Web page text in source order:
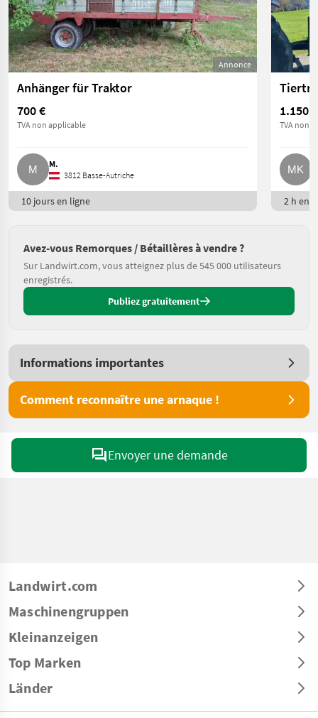
Annonce
Anhänger für Traktor
700 €
TVA non applicable
M.
3812 Basse-Autriche
10 jours en ligne
1.150 €
TVA non
2 h en
Avez-vous Remorques / Bétaillères à vendre ?
Sur Landwirt.com, vous atteignez plus de 545 000 utilisateurs
enregistrés.
Publiez gratuitement
Informations importantes
Comment reconnaître une arnaque !
Envoyer une demande
Landwirt.com
Maschinengruppen
Kleinanzeigen
Top Marken
Länder